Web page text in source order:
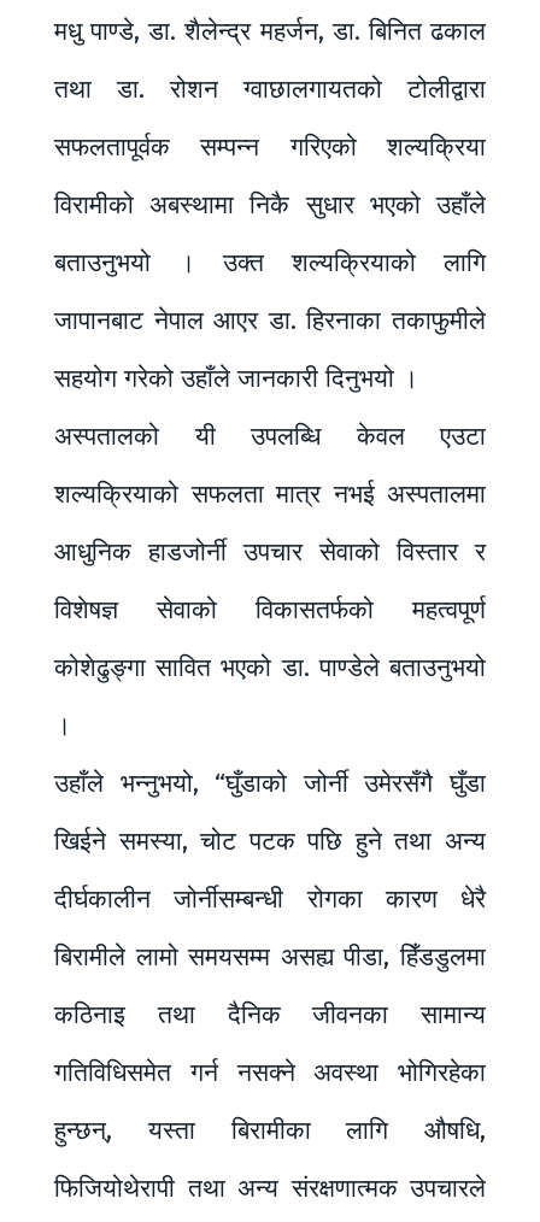
मधु पाण्डे, डा. शैलेन्द्र महर्जन, डा. बिनित ढकाल
तथा डा. रोशन ग्वाछालगायतको टोलीद्वारा
सफलतापूर्वक सम्पन्न गरिएको शल्यक्रिया
विरामीको अबस्थामा निकै सुधार भएको उहाँले
बताउनुभयो । उक्त शल्यक्रियाको लागि
जापानबाट नेपाल आएर डा. हिरनाका तकाफुमीले
सहयोग गरेको उहाँले जानकारी दिनुभयो ।
अस्पतालको यी उपलब्धि केवल एउटा
शल्यक्रियाको सफलता मात्र नभई अस्पतालमा
आधुनिक हाडजोर्नी उपचार सेवाको विस्तार र
विशेषज्ञ सेवाको विकासतर्फको महत्वपूर्ण
कोशेढुङ्गा सावित भएको डा. पाण्डेले बताउनुभयो
।
उहाँले भन्नुभयो, “घुँडाको जोर्नी उमेरसँगै घुँडा
खिईने समस्या, चोट पटक पछि हुने तथा अन्य
दीर्घकालीन जोर्नीसम्बन्धी रोगका कारण धेरै
बिरामीले लामो समयसम्म असह्य पीडा, हिँडडुलमा
कठिनाइ तथा दैनिक जीवनका सामान्य
गतिविधिसमेत गर्न नसक्ने अवस्था भोगिरहेका
हुन्छन्, यस्ता बिरामीका लागि औषधि,
फिजियोथेरापी तथा अन्य संरक्षणात्मक उपचारले